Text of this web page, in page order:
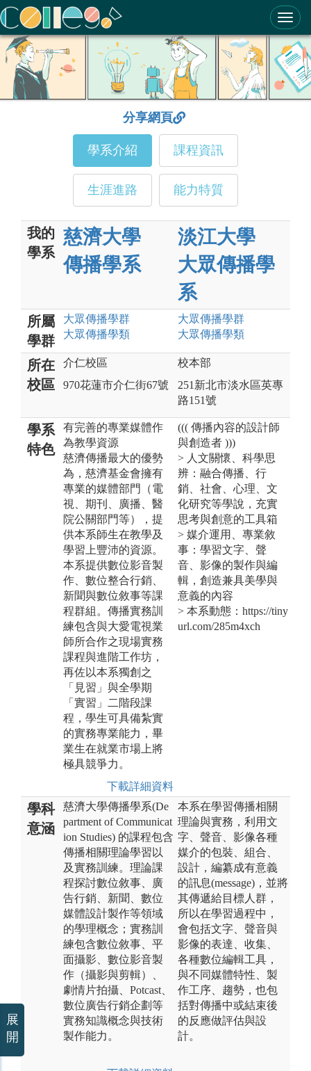
ColleGo! 大學選才與高中育才輔助系統
分享網頁
學系介紹 課程資訊
生涯進路 能力特質
我的
學系
慈濟大學
傳播學系
淡江大學
大眾傳播學
系
所屬
學群
大眾傳播學群
大眾傳播學類
大眾傳播學群
大眾傳播學類
所在
校區
介仁校區
970花蓮市介仁街67號
校本部
251新北市淡水區英專
路151號
學系
特色
有完善的專業媒體作
為教學資源
慈濟傳播最大的優勢
為，慈濟基金會擁有
專業的媒體部門（電
視、期刊、廣播、醫
院公關部門等），提
供本系師生在教學及
學習上豐沛的資源。
本系提供數位影音製
作、數位整合行銷、
新聞與數位敘事等課
程群組。傳播實務訓
練包含與大愛電視業
師所合作之現場實務
課程與進階工作坊，
再佐以本系獨創之
「見習」與全學期
「實習」二階段課
程，學生可具備紮實
的實務專業能力，畢
業生在就業市場上將
極具競爭力。
下載詳細資料
((( 傳播內容的設計師
與創造者 )))
> 人文關懷、科學思
辨：融合傳播、行
銷、社會、心理、文
化研究等學說，充實
思考與創意的工具箱
> 媒介運用、專業敘
事：學習文字、聲
音、影像的製作與編
輯，創造兼具美學與
意義的內容
> 本系動態：https://tiny
url.com/285m4xch
學科
意涵
慈濟大學傳播學系(De
partment of Communicat
ion Studies) 的課程包含
傳播相關理論學習以
及實務訓練。理論課
程探討數位敘事、廣
告行銷、新聞、數位
媒體設計製作等領域
的學理概念；實務訓
練包含數位敘事、平
面攝影、數位影音製
作（攝影與剪輯）、
劇情片拍攝、Potcast、
數位廣告行銷企劃等
實務知識概念與技術
製作能力。
本系在學習傳播相關
理論與實務，利用文
字、聲音、影像各種
媒介的包裝、組合、
設計，編纂成有意義
的訊息(message)，並將
其傳遞給目標人群，
所以在學習過程中，
會包括文字、聲音與
影像的表達、收集、
各種數位編輯工具，
與不同媒體特性、製
作工序、趨勢，也包
括對傳播中或結束後
的反應做評估與設
計。
展
開